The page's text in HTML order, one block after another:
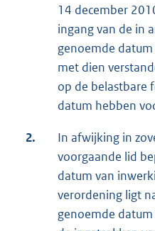
14 december
ingang van de in
genoemde
met dien
op de belastbare
datum hebben
2.
In afwijking in
voorgaande lid
datum van
verordening ligt
genoemde